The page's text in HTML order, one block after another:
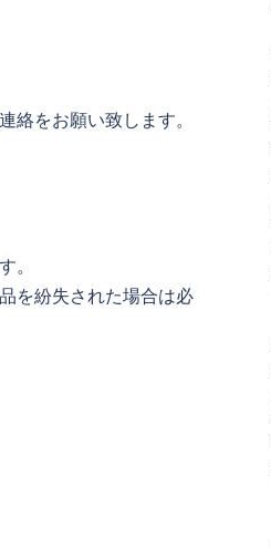
絡をお願い致します。
。
を紛失された場合は必